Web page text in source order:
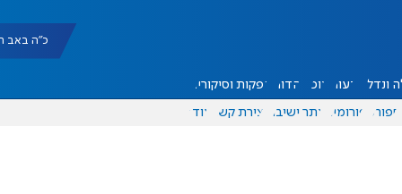
כ"ה באב תשפ"ו
ונדל"ן דעות אוכל יהדות הפקות וסיקורים
ספורט פורומים אתר ישיבה יצירת קשר עוד